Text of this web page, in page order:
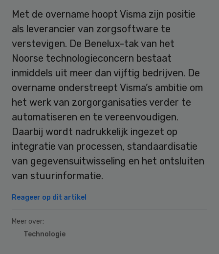
Met de overname hoopt Visma zijn positie
als leverancier van zorgsoftware te
verstevigen. De Benelux-tak van het
Noorse technologieconcern bestaat
inmiddels uit meer dan vijftig bedrijven. De
overname onderstreept Visma’s ambitie om
het werk van zorgorganisaties verder te
automatiseren en te vereenvoudigen.
Daarbij wordt nadrukkelijk ingezet op
integratie van processen, standaardisatie
van gegevensuitwisseling en het ontsluiten
van stuurinformatie.
Reageer op dit artikel
Meer over:
Technologie